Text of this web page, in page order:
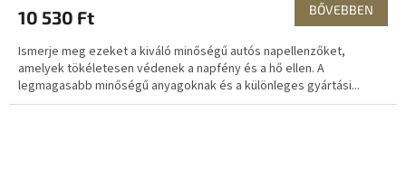
10 530 Ft BŐVEBBEN
Ismerje meg ezeket a kiváló minőségű autós napellenzőket,
amelyek tökéletesen védenek a napfény és a hő ellen. A
legmagasabb minőségű anyagoknak és a különleges gyártási...